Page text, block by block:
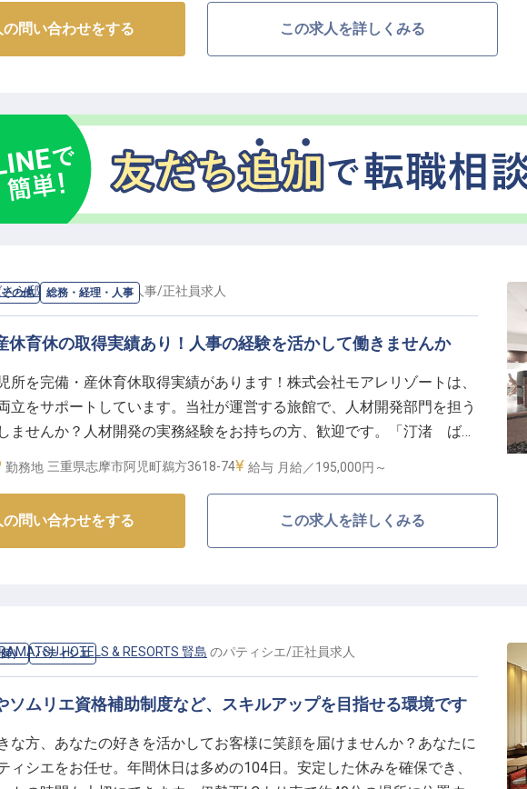
の問い合わせをする この求人を詳しくみる
の他 総務・経理・人事
ら邸 の総務・経理・人事/正社員求人
休育休の取得実績あり！人事の経験を活かして働きませんか
所を完備・産休育休取得実績があります！株式会社モアレリゾートは、
立をサポートしています。当社が運営する旅館で、人材開発部門を担う
ませんか？人材開発の実務経験をお持ちの方、歓迎です。「汀渚 ばさ
かな伊勢志摩・賢島の高台にあります。広大な4,000坪の敷地内にわず
勤務地 三重県志摩市阿児町鵜方3618-74 給与 月給／195,000円～
の問い合わせをする この求人を詳しくみる
） パティシエ
HOTELS & RESORTS 賢島 のパティシエ/正社員求人
ソムリエ資格補助制度など、スキルアップを目指せる環境です
な方、あなたの好きを活かしてお客様に笑顔を届けませんか？あなたに
ィシエをお任せ。年間休日は多めの104日。安定した休みを確保でき、